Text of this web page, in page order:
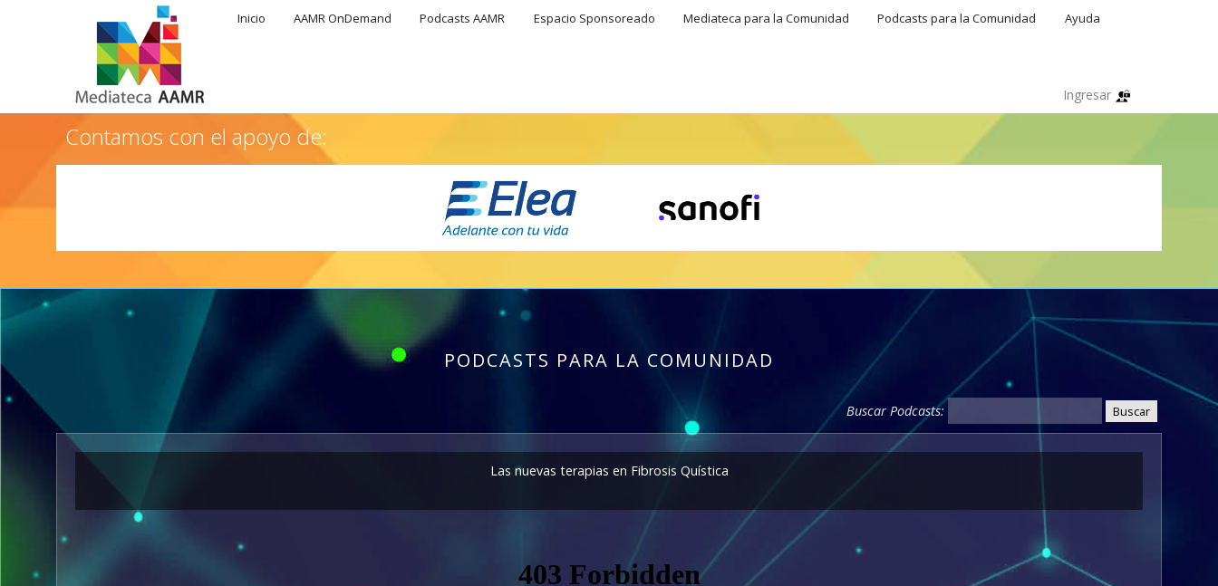
Inicio AAMR OnDemand Podcasts AAMR Espacio Sponsoreado Mediateca para la Comunidad Podcasts para la Comunidad Ayuda
Contamos con el apoyo de:
PODCASTS PARA LA COMUNIDAD
Buscar Podcasts:
Las nuevas terapias en Fibrosis Quística